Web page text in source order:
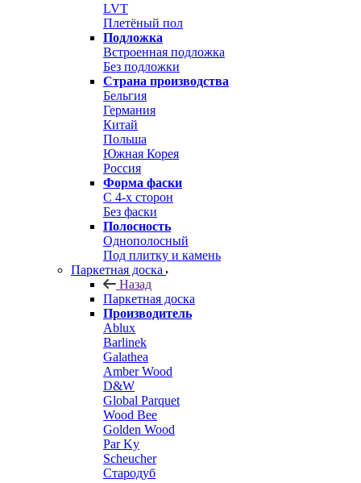
LVT
Плетёный пол
Подложка
Встроенная подложка
Без подложки
Страна производства
Бельгия
Германия
Китай
Польша
Южная Корея
Россия
Форма фаски
С 4-х сторон
Без фаски
Полосность
Однополосный
Под плитку и камень
Паркетная доска
Назад
Паркетная доска
Производитель
Ablux
Barlinek
Galathea
Amber Wood
D&W
Global Parquet
Wood Bee
Golden Wood
Par Ky
Scheucher
Стародуб